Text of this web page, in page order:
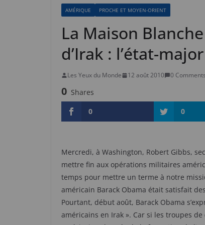
AMÉRIQUE PROCHE ET MOYEN-ORIENT
La Maison
d’Irak : l’état-
Les Yeux du Monde 12 août 2010 0 Comments
0 Shares
0
0
Mercredi, à Washington, Robert Gibbs,
mettre fin aux opérations militaires
temps pour mettre un terme à notre
américain Barack Obama était satisfait
Pourtant, début août, Barack Obama
américains en Irak ». Car si les troupes